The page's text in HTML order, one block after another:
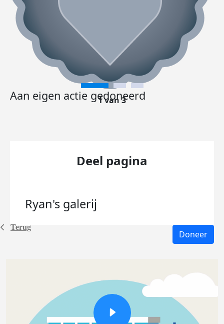
Terug
Aan eigen actie gedoneerd
1 van 3
Deel pagina
Ryan's galerij
Doneer